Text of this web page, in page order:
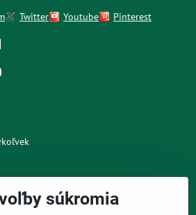
Twitter Youtube Pinterest
súkromia